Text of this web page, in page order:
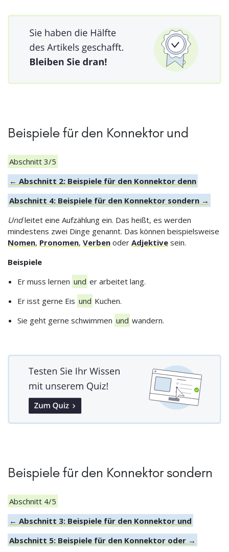
Beispiele für den Konnektor und
Abschnitt 3/5
← Abschnitt 2: Beispiele für den Konnektor denn
Abschnitt 4: Beispiele für den Konnektor sondern →
Undleitet eine Aufzählung ein. Das heißt, es werden
mindestens zwei Dinge genannt. Das können beispielsweise
Nomen, Pronomen, Verben oder Adjektive sein.
Beispiele
Er muss lernen und er arbeitet lang.
Er isst gerne Eis und Kuchen.
Sie geht gerne schwimmen und wandern.
Beispiele für den Konnektor sondern
Abschnitt 4/5
← Abschnitt 3: Beispiele für den Konnektor und
Abschnitt 5: Beispiele für den Konnektor oder →